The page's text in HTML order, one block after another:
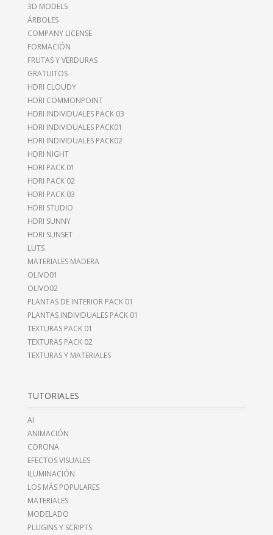
3D MODELS
ÁRBOLES
COMPANY LICENSE
FORMACIÓN
FRUTAS Y VERDURAS
GRATUITOS
HDRI CLOUDY
HDRI COMMONPOINT
HDRI INDIVIDUALES PACK 03
HDRI INDIVIDUALES PACK01
HDRI INDIVIDUALES PACK02
HDRI NIGHT
HDRI PACK 01
HDRI PACK 02
HDRI PACK 03
HDRI STUDIO
HDRI SUNNY
HDRI SUNSET
LUTS
MATERIALES MADERA
OLIVO01
OLIVO02
PLANTAS DE INTERIOR PACK 01
PLANTAS INDIVIDUALES PACK 01
TEXTURAS PACK 01
TEXTURAS PACK 02
TEXTURAS Y MATERIALES
TUTORIALES
AI
ANIMACIÓN
CORONA
EFECTOS VISUALES
ILUMINACIÓN
LOS MÁS POPULARES
MATERIALES
MODELADO
PLUGINS Y SCRIPTS